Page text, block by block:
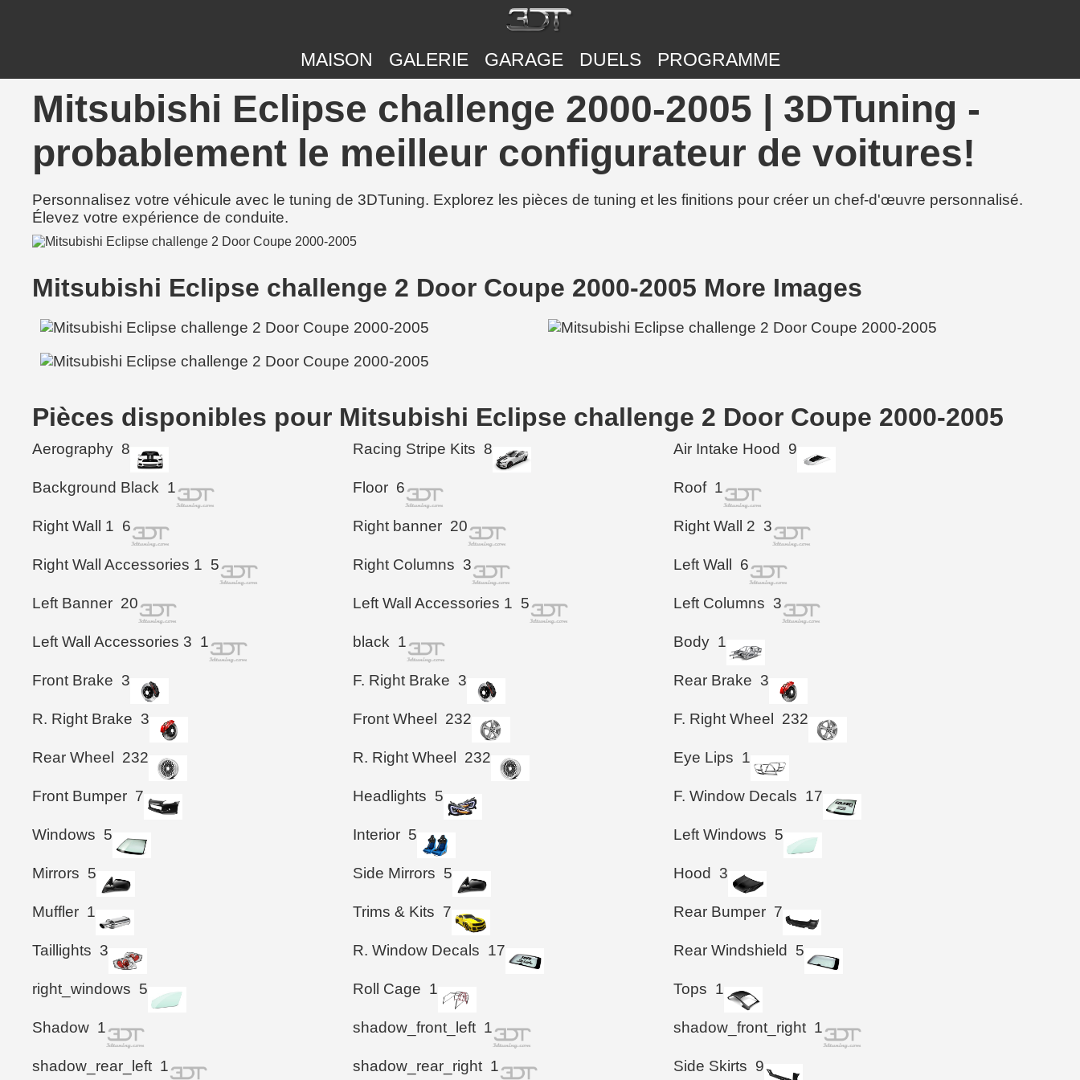
MAISON GALERIE GARAGE DUELS PROGRAMME
Mitsubishi Eclipse challenge 2000-2005 | 3DTuning -
probablement le meilleur configurateur de voitures!
Personnalisez votre véhicule avec le tuning de 3DTuning. Explorez les pièces de tuning et les finitions pour créer un chef-d'œuvre personnalisé.
Élevez votre expérience de conduite.
Mitsubishi Eclipse challenge 2 Door Coupe 2000-2005 More Images
Pièces disponibles pour Mitsubishi Eclipse challenge 2 Door Coupe 2000-2005
Aerography 8 Racing Stripe Kits 8 Air Intake Hood 9
Background Black 1 Floor 6 Roof 1
Right Wall 1 6 Right banner 20 Right Wall 2 3
Right Wall Accessories 1 5 Right Columns 3 Left Wall 6
Left Banner 20 Left Wall Accessories 1 5 Left Columns 3
Left Wall Accessories 3 1 black 1 Body 1
Front Brake 3 F. Right Brake 3 Rear Brake 3
R. Right Brake 3 Front Wheel 232 F. Right Wheel 232
Rear Wheel 232 R. Right Wheel 232 Eye Lips 1
Front Bumper 7 Headlights 5 F. Window Decals 17
Windows 5 Interior 5 Left Windows 5
Mirrors 5 Side Mirrors 5 Hood 3
Muffler 1 Trims & Kits 7 Rear Bumper 7
Taillights 3 R. Window Decals 17 Rear Windshield 5
right_windows 5 Roll Cage 1 Tops 1
Shadow 1 shadow_front_left 1 shadow_front_right 1
shadow_rear_left 1 shadow_rear_right 1 Side Skirts 9